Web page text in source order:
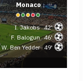
Monaco
I. Jakobs 42'
F. Balogun 46'
W. Ben Yedder 49'